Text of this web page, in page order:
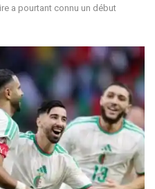
a pourtant connu un début